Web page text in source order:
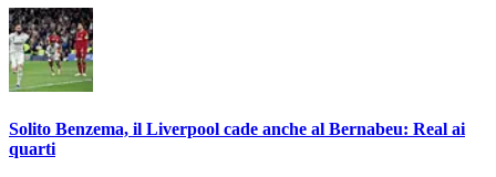
Solito Benzema, il Liverpool cade anche al Bernabeu: Real ai
quarti